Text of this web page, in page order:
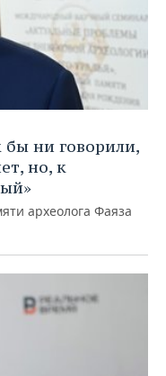
ни говорили,
но, к
археолога Фаяза